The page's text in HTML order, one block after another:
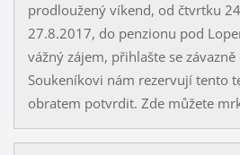
prodloužený víkend, od čtvrtku
27.8.2017, do penzionu pod
vážný zájem, přihlašte se
Soukeníkovi nám rezervují tento
obratem potvrdit. Zde můžete